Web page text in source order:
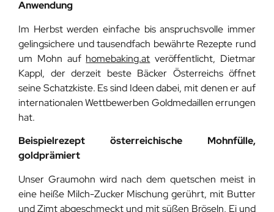
Anwendung
Im Herbst werden einfache bis anspruchsvolle immer
gelingsichere und tausendfach bewährte Rezepte rund
um Mohn auf homebaking.at veröffentlicht, Dietmar
Kappl, der derzeit beste Bäcker Österreichs öffnet
seine Schatzkiste. Es sind Ideen dabei, mit denen er auf
internationalen Wettbewerben Goldmedaillen errungen
hat.
Beispielrezept österreichische Mohnfülle,
goldprämiert
Unser Graumohn wird nach dem quetschen meist in
eine heiße Milch-Zucker Mischung gerührt, mit Butter
und Zimt abgeschmeckt und mit süßen Bröseln, Ei und